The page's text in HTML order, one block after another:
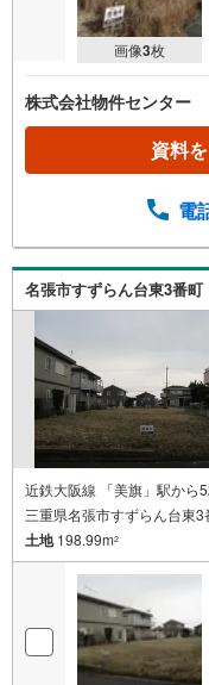
ー
ジ
保
る
画像3枚
株式会社物件センター
資料
電
名張市すずらん台東3番町
近鉄大阪線 「美旗」駅から
三重県名張市すずらん台東3
土地198.99m2